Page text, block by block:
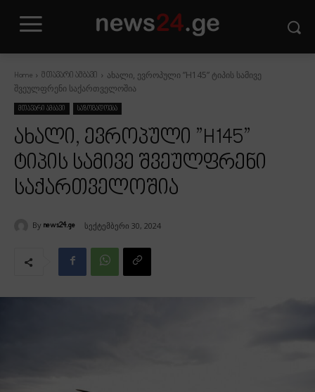
Home მთავარი ამბავი
ახალი, ევროპული ”H145” ტიპის სამივე
შვეულფრენი საქართველოშია
მთავარი ამბავი საზოგადოება
ახალი, ევროპული ”H145”
ტიპის სამივე შვეულფრენი
საქართველოშია
By news24.ge სექტემბერი 30, 2024